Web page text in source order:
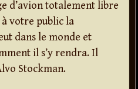
d’avion totalement libre
à votre public la
dans le monde et
il s’y rendra. Il
Stockman.